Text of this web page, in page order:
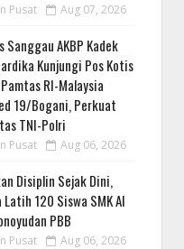
Pusat Aug 07, 2026
Sanggau AKBP Kadek
Kunjungi Pos Kotis
RI-Malaysia
19/Bogani, Perkuat
TNI-Polri
Pusat Aug 06, 2026
Disiplin Sejak Dini,
Latih 120 Siswa SMK Al
PBB
Pusat Aug 06, 2026